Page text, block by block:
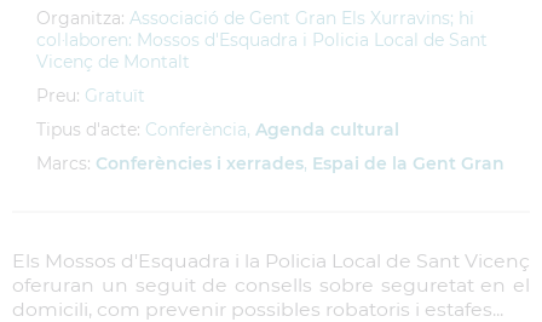
Organitza: Associació de Gent Gran Els Xurravins; hi
col·laboren: Mossos d'Esquadra i Policia Local de Sant
Vicenç de Montalt
Preu: Gratuït
Tipus d'acte: Conferència, Agenda cultural
Marcs: Conferències i xerrades, Espai de la Gent Gran
Els Mossos d'Esquadra i la Policia Local de Sant Vicenç
oferuran un seguit de consells sobre seguretat en el
domicili, com prevenir possibles robatoris i estafes...